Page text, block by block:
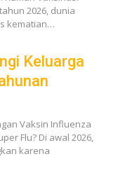
2026, dunia
kematian…
Keluarga
Vaksin Influenza
Flu? Di awal 2026,
karena